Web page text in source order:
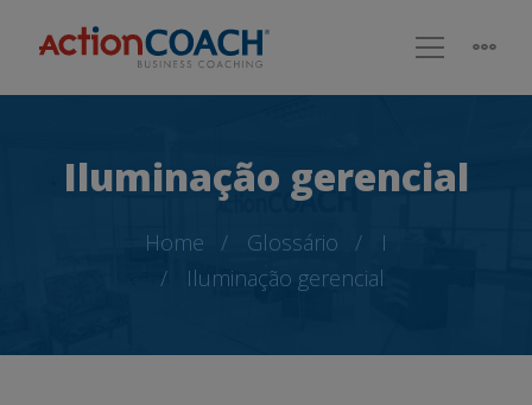
Iluminação gerencial
Home Glossário
I
Iluminação gerencial